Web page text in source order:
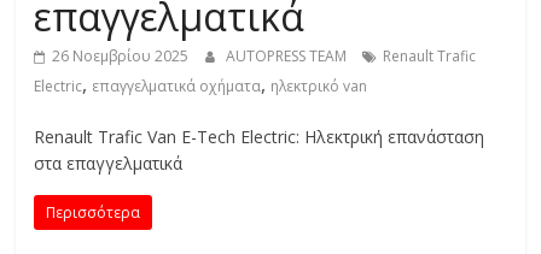
επαγγελματικά
26 Νοεμβρίου 2025 AUTOPRESS TEAM
Renault Trafic
Electric, επαγγελματικά οχήματα, ηλεκτρικό van
Renault Trafic Van E-Tech Electric: Ηλεκτρική επανάσταση
στα επαγγελματικά
Περισσότερα